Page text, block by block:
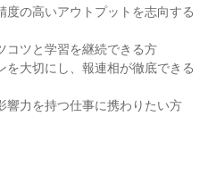
度の高いアウトプットを志向する
コツと学習を継続できる方
を大切にし、報連相が徹底できる
響力を持つ仕事に携わりたい方